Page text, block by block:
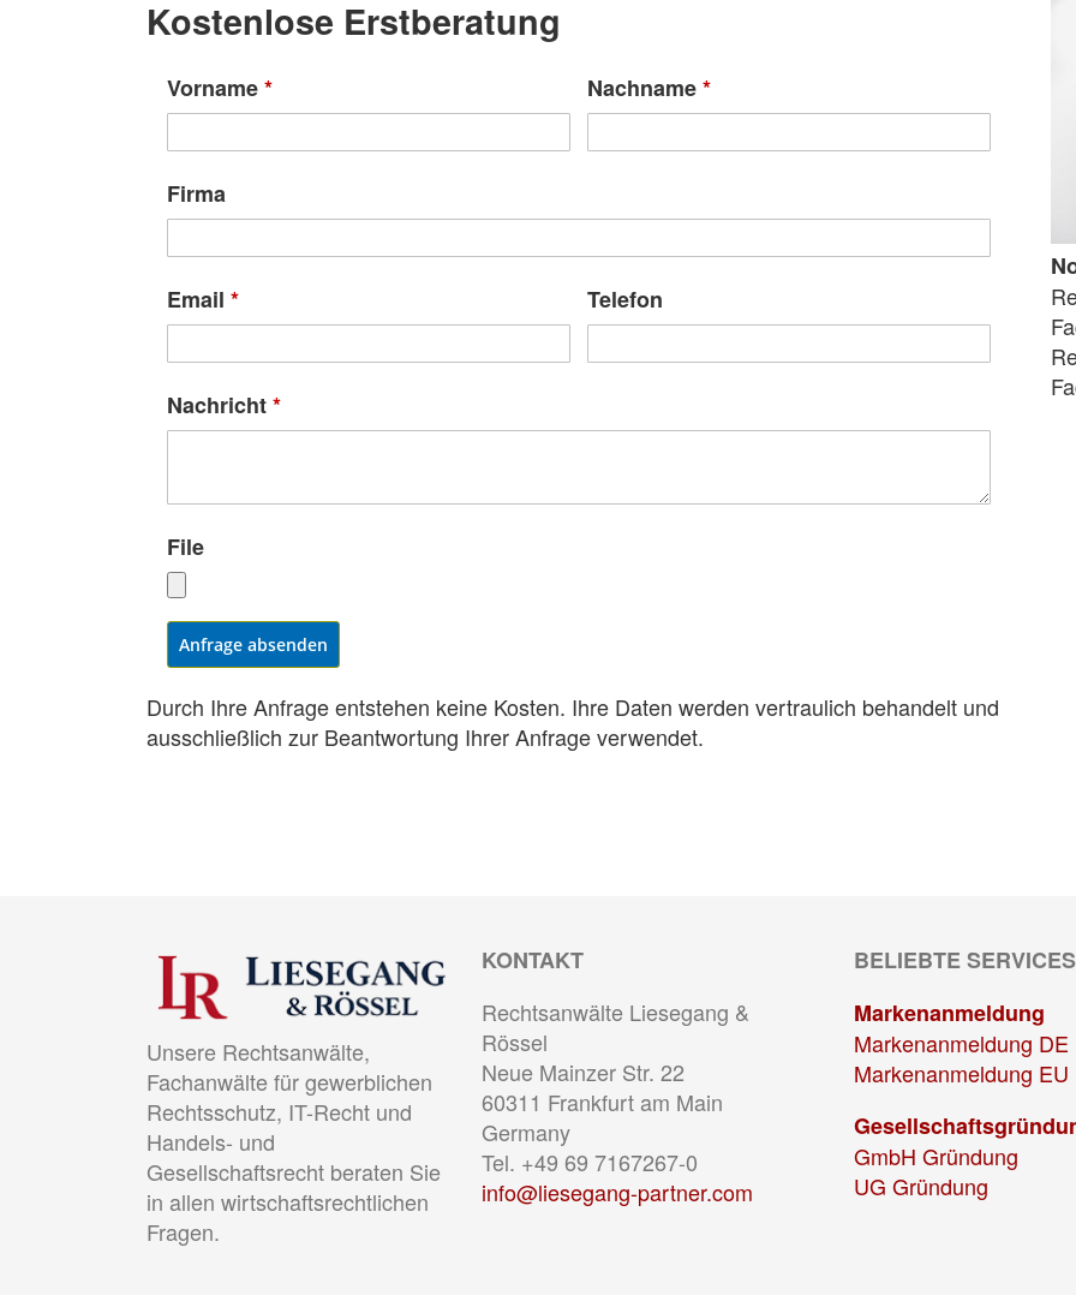
Kostenlose Erstberatung
Vorname* Nachname*
Firma
Email * Telefon
Nachricht*
File
Anfrage absenden
Durch Ihre Anfrage entstehen keine Kosten. Ihre Daten werden vertraulich behandelt und
ausschließlich zur Beantwortung Ihrer Anfrage verwendet.
Unsere Rechtsanwälte,
Fachanwälte für gewerblichen
Rechtsschutz, IT-Recht und
Handels- und
Gesellschaftsrecht beraten Sie
in allen wirtschaftsrechtlichen
Fragen.
KONTAKT
Rechtsanwälte Liesegang &
Rössel
Neue Mainzer Str. 22
60311 Frankfurt am Main
Germany
Tel. +49 69 7167267-0
info@liesegang-partner.com
BELIEBTE SERVICES
Markenanmeldung
Markenanmeldung DE
Markenanmeldung EU
GmbH Gründung
UG Gründung